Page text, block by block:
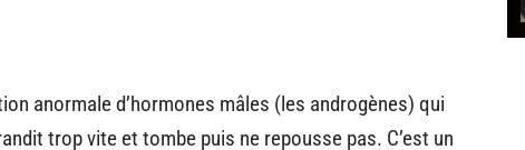
anormale d’hormones mâles (les androgènes) qui
trop vite et tombe puis ne repousse pas. C’est un